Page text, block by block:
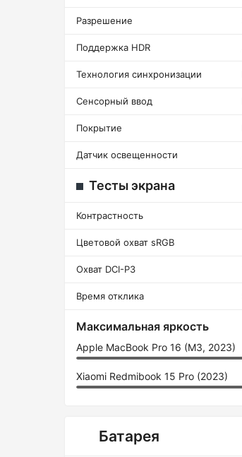
Разрешение
Поддержка HDR
Технология синхронизации
Сенсорный ввод
Покрытие
Датчик освещенности
Тесты экрана
Контрастность
Цветовой охват sRGB
Охват DCI-P3
Время отклика
Максимальная яркость
Apple MacBook Pro 16 (M3, 2023)
Xiaomi Redmibook 15 Pro (2023)
Батарея